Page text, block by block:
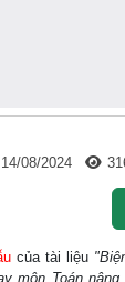
14/08/2024
của tài liệu
môn Toán